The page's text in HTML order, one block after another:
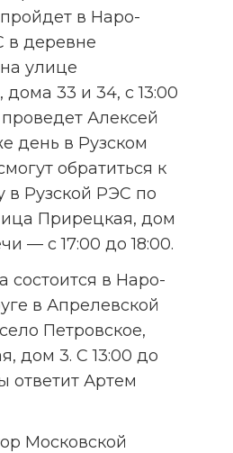
в Наро-
деревне
улице
33 и 34, с 13:00
Алексей
день в Рузском
обратиться к
в Рузской РЭС по
Прирецкая, дом
— с 17:00 до 18:00.
состоится в Наро-
в Апрелевской
Петровское,
дом 3. С 13:00 до
ответит Артем
Московской